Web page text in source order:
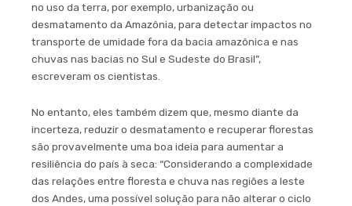
no uso da terra, por exemplo, urbanização ou
desmatamento da Amazônia, para detectar impactos no
transporte de umidade fora da bacia amazônica e nas
chuvas nas bacias no Sul e Sudeste do Brasil”,
escreveram os cientistas.
No entanto, eles também dizem que, mesmo diante da
incerteza, reduzir o desmatamento e recuperar florestas
são provavelmente uma boa ideia para aumentar a
resiliência do país à seca: “Considerando a complexidade
das relações entre floresta e chuva nas regiões a leste
dos Andes, uma possível solução para não alterar o ciclo